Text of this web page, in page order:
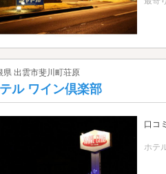
県 出雲市斐川町荘原
ル ワイン倶楽部
口コミ
ホテ